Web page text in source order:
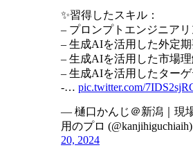
✨習得したスキル：
– プロンプトエンジニア
– 生成AIを活用した外定
– 生成AIを活用した市場
– 生成AIを活用したター
-… pic.twitter.com/
— 樋口かんじ＠新潟｜現
用のプロ (@kanjihiguchiaih)
20, 2024